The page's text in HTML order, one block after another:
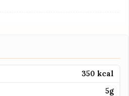
350 kcal
5g